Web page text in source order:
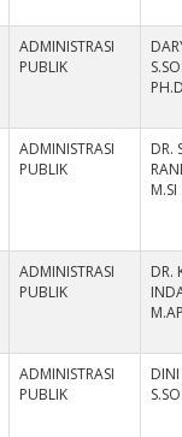
ADMINISTRASI
PUBLIK
ADMINISTRASI
PUBLIK
DR.
M.SI
ADMINISTRASI
PUBLIK
DR.
ADMINISTRASI
PUBLIK